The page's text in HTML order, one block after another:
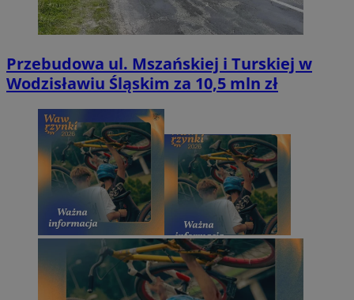
Przebudowa ul. Mszańskiej i Turskiej w
Wodzisławiu Śląskim za 10,5 mln zł